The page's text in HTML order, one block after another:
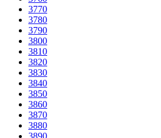
3770
3780
3790
3800
3810
3820
3830
3840
3850
3860
3870
3880
3890